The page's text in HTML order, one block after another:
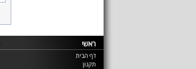
ראשי
דף הבית
תקנון